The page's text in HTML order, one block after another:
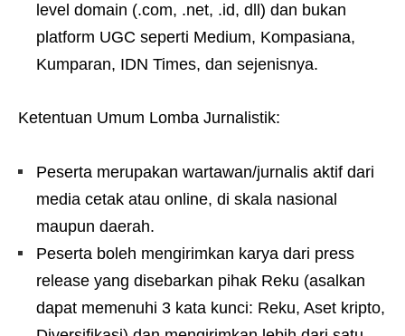
level domain (.com, .net, .id, dll) dan bukan
platform UGC seperti Medium, Kompasiana,
Kumparan, IDN Times, dan sejenisnya.
Ketentuan Umum Lomba Jurnalistik:
Peserta merupakan wartawan/jurnalis aktif dari
media cetak atau online, di skala nasional
maupun daerah.
Peserta boleh mengirimkan karya dari press
release yang disebarkan pihak Reku (asalkan
dapat memenuhi 3 kata kunci: Reku, Aset kripto,